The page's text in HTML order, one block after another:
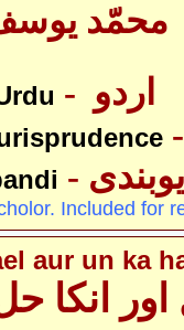
محمّد
Included for
aur un ka
انکا حل - -